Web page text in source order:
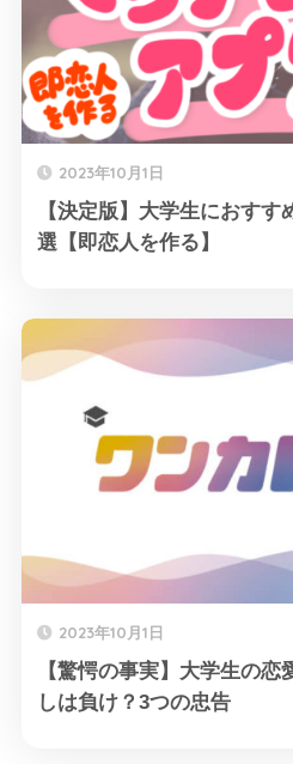
2023年10月1日
【決定版】大学生におす
選【即恋人を作る】
2023年10月1日
【驚愕の事実】大学生の
しは負け？3つの忠告